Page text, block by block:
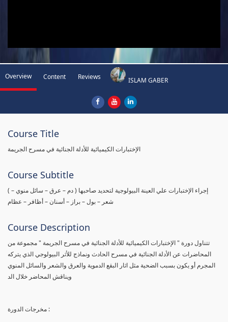
Overview Content Reviews ISLAM GABER
Course Title
الإختبارات الكيميائية للأدلة الجنائية في مسرح الجريمة
Course Subtitle
( إجراء الإختبارات علي العينة البيولوجية لتحديد صاحبها ( دم – عرق – سائل منوي –
شعر – بول – براز – أسنان – أظافر – عظام
Course Description
تتناول دورة " الإختبارات الكيميائية للأدلة الجنائية في مسرح الجريمة " مجموعة من
المحاضرات عن الأدلة الجنائية في مسرح الحادث ونماذج للأثر البيولوجي الذي يتركه
المجرم أو يكون بسبب الضحية مثل اثار البقع الدموية والعرق والشعر والسائل المنوي
ويناقش المحاضر خلال الد
مخرجات الدورة :